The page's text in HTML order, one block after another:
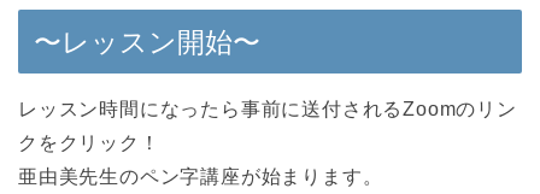
〜レッスン開始〜
レッスン時間になったら事前に送付されるZoomのリン
クをクリック！
亜由美先生のペン字講座が始まります。